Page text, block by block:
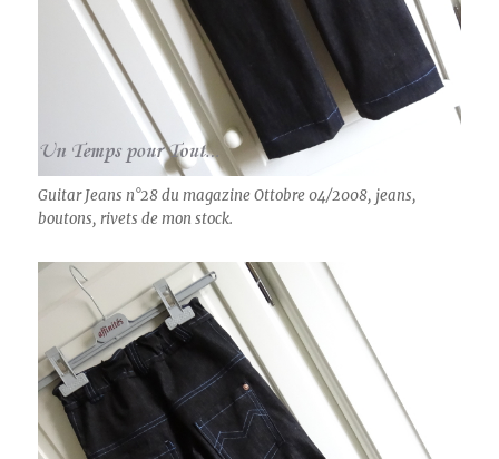
Guitar Jeans n°28 du magazine Ottobre 04/2008, jeans,
boutons, rivets de mon stock.